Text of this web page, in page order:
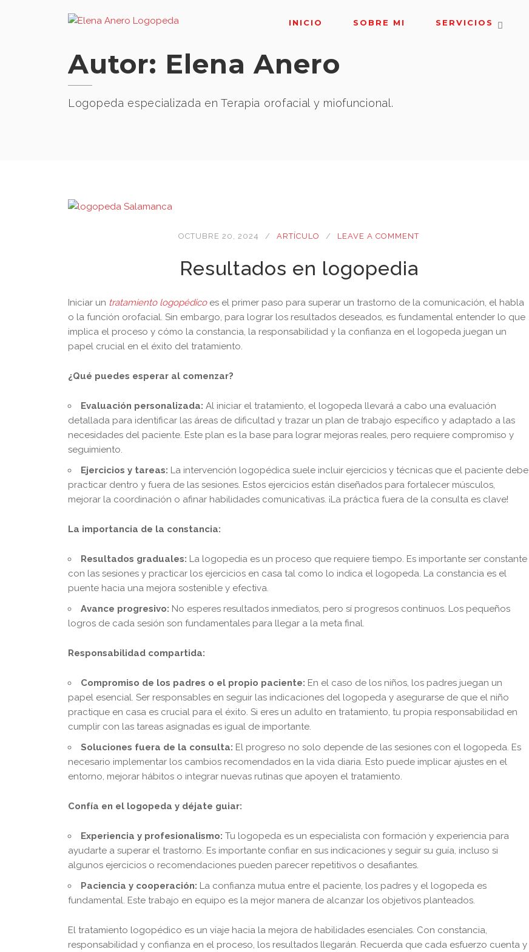
INICIO SOBRE MI SERVICIOS
Autor: Elena Anero
Logopeda especializada en Terapia orofacial y miofuncional.
OCTUBRE 20, 2024 ARTÍCULO LEAVE A COMMENT
Resultados en logopedia
Iniciar un tratamiento logopédico es el primer paso para superar un trastorno de la comunicación, el habla
o la función orofacial. Sin embargo, para lograr los resultados deseados, es fundamental entender lo que
implica el proceso y cómo la constancia, la responsabilidad y la confianza en el logopeda juegan un
papel crucial en el éxito del tratamiento.
¿Qué puedes esperar al comenzar?
Evaluación personalizada: Al iniciar el tratamiento, el logopeda llevará a cabo una evaluación
detallada para identificar las áreas de dificultad y trazar un plan de trabajo específico y adaptado a las
necesidades del paciente. Este plan es la base para lograr mejoras reales, pero requiere compromiso y
seguimiento.
Ejercicios y tareas: La intervención logopédica suele incluir ejercicios y técnicas que el paciente debe
practicar dentro y fuera de las sesiones. Estos ejercicios están diseñados para fortalecer músculos,
mejorar la coordinación o afinar habilidades comunicativas. ¡La práctica fuera de la consulta es clave!
La importancia de la constancia:
Resultados graduales: La logopedia es un proceso que requiere tiempo. Es importante ser constante
con las sesiones y practicar los ejercicios en casa tal como lo indica el logopeda. La constancia es el
puente hacia una mejora sostenible y efectiva.
Avance progresivo: No esperes resultados inmediatos, pero sí progresos continuos. Los pequeños
logros de cada sesión son fundamentales para llegar a la meta final.
Responsabilidad compartida:
Compromiso de los padres o el propio paciente: En el caso de los niños, los padres juegan un
papel esencial. Ser responsables en seguir las indicaciones del logopeda y asegurarse de que el niño
practique en casa es crucial para el éxito. Si eres un adulto en tratamiento, tu propia responsabilidad en
cumplir con las tareas asignadas es igual de importante.
Soluciones fuera de la consulta: El progreso no solo depende de las sesiones con el logopeda. Es
necesario implementar los cambios recomendados en la vida diaria. Esto puede implicar ajustes en el
entorno, mejorar hábitos o integrar nuevas rutinas que apoyen el tratamiento.
Confía en el logopeda y déjate guiar:
Experiencia y profesionalismo: Tu logopeda es un especialista con formación y experiencia para
ayudarte a superar el trastorno. Es importante confiar en sus indicaciones y seguir su guía, incluso si
algunos ejercicios o recomendaciones pueden parecer repetitivos o desafiantes.
Paciencia y cooperación: La confianza mutua entre el paciente, los padres y el logopeda es
fundamental. Este trabajo en equipo es la mejor manera de alcanzar los objetivos planteados.
El tratamiento logopédico es un viaje hacia la mejora de habilidades esenciales. Con constancia,
responsabilidad y confianza en el proceso, los resultados llegarán. Recuerda que cada esfuerzo cuenta y